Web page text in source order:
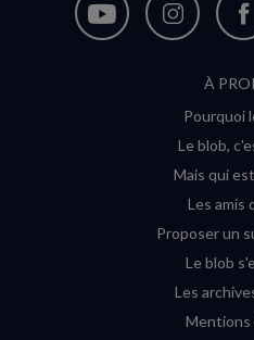
Nous
Nous
Instagram
(nouvelle
À
Pourquoi
Le blob,
Mais qui
Les amis
Proposer un
Le blob
Les
Mentions